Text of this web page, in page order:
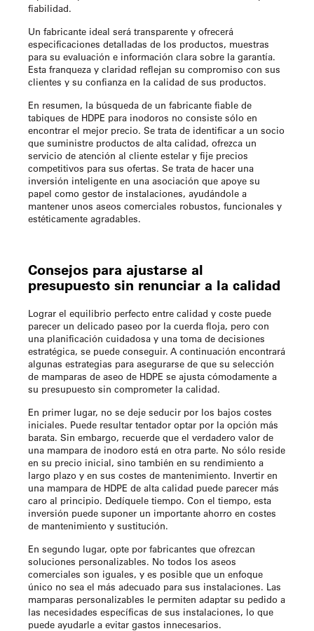
fiabilidad.
Un fabricante ideal será transparente y ofrecerá
especificaciones detalladas de los productos, muestras
para su evaluación e información clara sobre la garantía.
Esta franqueza y claridad reflejan su compromiso con sus
clientes y su confianza en la calidad de sus productos.
En resumen, la búsqueda de un fabricante fiable de
tabiques de HDPE para inodoros no consiste sólo en
encontrar el mejor precio. Se trata de identificar a un socio
que suministre productos de alta calidad, ofrezca un
servicio de atención al cliente estelar y fije precios
competitivos para sus ofertas. Se trata de hacer una
inversión inteligente en una asociación que apoye su
papel como gestor de instalaciones, ayudándole a
mantener unos aseos comerciales robustos, funcionales y
estéticamente agradables.
Consejos para ajustarse al
presupuesto sin renunciar a la calidad
Lograr el equilibrio perfecto entre calidad y coste puede
parecer un delicado paseo por la cuerda floja, pero con
una planificación cuidadosa y una toma de decisiones
estratégica, se puede conseguir. A continuación encontrará
algunas estrategias para asegurarse de que su selección
de mamparas de aseo de HDPE se ajusta cómodamente a
su presupuesto sin comprometer la calidad.
En primer lugar, no se deje seducir por los bajos costes
iniciales. Puede resultar tentador optar por la opción más
barata. Sin embargo, recuerde que el verdadero valor de
una mampara de inodoro está en otra parte. No sólo reside
en su precio inicial, sino también en su rendimiento a
largo plazo y en sus costes de mantenimiento. Invertir en
una mampara de HDPE de alta calidad puede parecer más
caro al principio. Dedíquele tiempo. Con el tiempo, esta
inversión puede suponer un importante ahorro en costes
de mantenimiento y sustitución.
En segundo lugar, opte por fabricantes que ofrezcan
soluciones personalizables. No todos los aseos
comerciales son iguales, y es posible que un enfoque
único no sea el más adecuado para sus instalaciones. Las
mamparas personalizables le permiten adaptar su pedido a
las necesidades específicas de sus instalaciones, lo que
puede ayudarle a evitar gastos innecesarios.